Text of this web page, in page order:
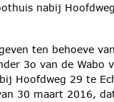
nabij
ten behoeve
3o van de Wabo
Hoofdweg 29 te
30 maart 2016,